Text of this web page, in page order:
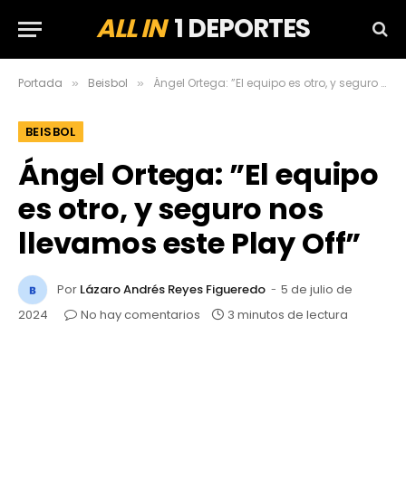
ALL IN1 DEPORTES
Portada » Beisbol » Ángel Ortega: ”El equipo es otro, y seguro nos llevamos este Play Off”
BEISBOL
Ángel Ortega: ”El equipo
es otro, y seguro nos
llevamos este Play Off”
Por Lázaro Andrés Reyes Figueredo
5 de julio de
2024
No hay comentarios 3 minutos de lectura